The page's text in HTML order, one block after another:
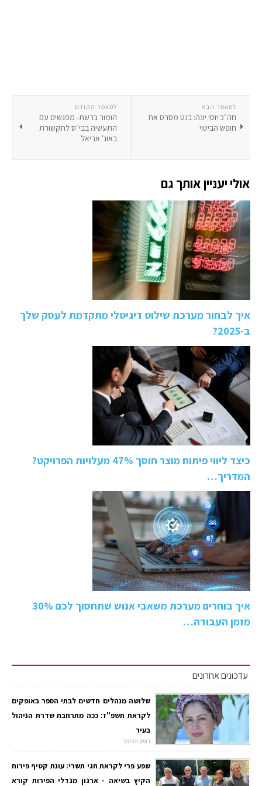
למאמר הקודם
הומור ברשת- מפגשים עם
התעשיה בבי"ס לתקשורת
באונ' אריאל
למאמר הבא
חה"כ יוסי יונה: בנט מסרס את
חופש הביטוי
אולי יעניין אותך גם
איך לבחור מערכת שילוט דיגיטלי מתקדמת לעסק שלך
ב-2025?
כיצד ליווי פיתוח מוצר חוסך 47% מעלויות הפרויקט?
המדריך…
איך בוחרים מערכת משאבי אנוש שתחסוך לכם 30%
מזמן העבודה…
עדכונים אחרונים
שלושה מנהלים חדשים לבתי הספר באופקים
לקראת תשפ"ז: ככה מתרחבת שדרת הניהול
בעיר
דופק החינוך
שפע פרי לקראת חגי תשרי: עונת קטיף פירות
הקיץ בשיאה - ארגון מגדלי הפירות קורא